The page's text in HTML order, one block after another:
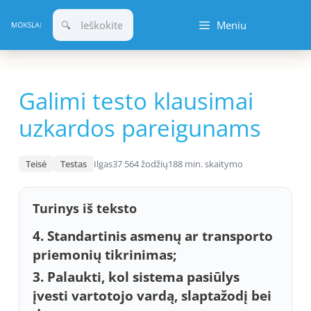
prie
turinio
Meniu
Galimi testo klausimai
uzkardos pareigunams
Teisė Testas Ilgas37 564 žodžių188 min. skaitymo
Turinys iš teksto
4. Standartinis asmenų ar transporto
priemonių tikrinimas;
3. Palaukti, kol sistema pasiūlys
įvesti vartotojo vardą, slaptažodį bei